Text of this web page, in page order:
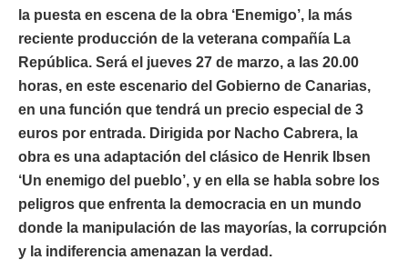
la puesta en escena de la obra ‘Enemigo’, la más
reciente producción de la veterana compañía La
República. Será el jueves 27 de marzo, a las 20.00
horas, en este escenario del Gobierno de Canarias,
en una función que tendrá un precio especial de 3
euros por entrada. Dirigida por Nacho Cabrera, la
obra es una adaptación del clásico de Henrik Ibsen
‘Un enemigo del pueblo’, y en ella se habla sobre los
peligros que enfrenta la democracia en un mundo
donde la manipulación de las mayorías, la corrupción
y la indiferencia amenazan la verdad.